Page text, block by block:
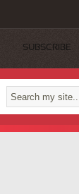
SUBSCRIBE